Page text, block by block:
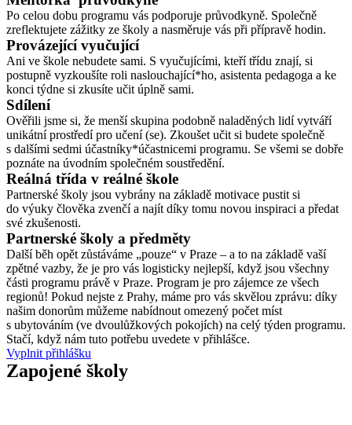
Po celou dobu programu vás podporuje průvodkyně. Společně
zreflektujete zážitky ze školy a nasměruje vás při přípravě hodin.
Provázející vyučující
Ani ve škole nebudete sami. S vyučujícími, kteří třídu znají, si
postupně vyzkoušíte roli naslouchající*ho, asistenta pedagoga a ke
konci týdne si zkusíte učit úplně sami.
Sdílení
Ověřili jsme si, že menší skupina podobně naladěných lidí vytváří
unikátní prostředí pro učení (se). Zkoušet učit si budete společně
s dalšími sedmi účastníky*účastnicemi programu. Se všemi se dobře
poznáte na úvodním společném soustředění.
Reálná třída v reálné škole
Partnerské školy jsou vybrány na základě motivace pustit si
do výuky člověka zvenčí a najít díky tomu novou inspiraci a předat
své zkušenosti.
Partnerské školy a předměty
Další běh opět zůstáváme „pouze“ v Praze – a to na základě vaší
zpětné vazby, že je pro vás logisticky nejlepší, když jsou všechny
části programu právě v Praze. Program je pro zájemce ze všech
regionů! Pokud nejste z Prahy, máme pro vás skvělou zprávu: díky
našim donorům můžeme nabídnout omezený počet míst
s ubytováním (ve dvoulůžkových pokojích) na celý týden programu.
Stačí, když nám tuto potřebu uvedete v přihlášce.
Vyplnit přihlášku
Zapojené školy